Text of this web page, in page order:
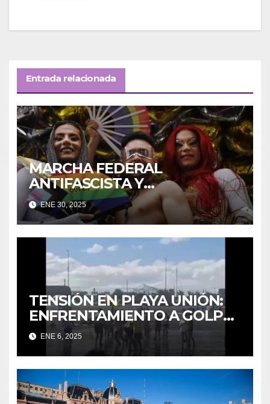
Entrada relacionada
MARCHA FEDERAL
ANTIFASCISTA Y
ANTIRRACISTA
ENE 30, 2025
TENSIÓN EN PLAYA UNIÓN:
ENFRENTAMIENTO A GOLPES
ENTRE UN TURISTA Y
GUARDAVIDAS
ENE 6, 2025